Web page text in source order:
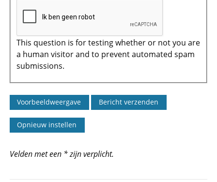
This question is for testing whether or not you are
a human visitor and to prevent automated spam
submissions.
Velden met een * zijn verplicht.